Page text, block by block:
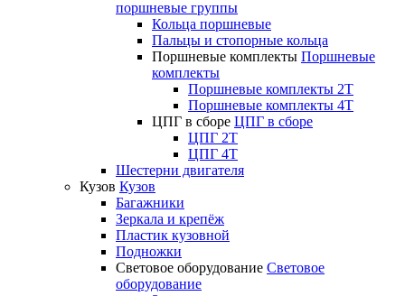
поршневые группы
Кольца поршневые
Пальцы и стопорные кольца
Поршневые комплекты Поршневые
комплекты
Поршневые комплекты 2T
Поршневые комплекты 4T
ЦПГ в сборе ЦПГ в сборе
ЦПГ 2T
ЦПГ 4T
Шестерни двигателя
Кузов Кузов
Багажники
Зеркала и крепёж
Пластик кузовной
Подножки
Световое оборудование Световое
оборудование